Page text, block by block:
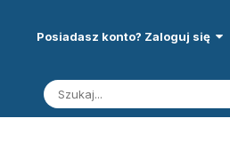
Posiadasz konto? Zaloguj się